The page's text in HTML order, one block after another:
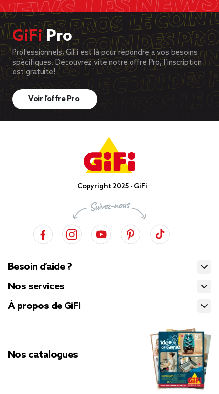
GiFiPro
Professionnels, GiFi est là pour répondre à vos besoins
spécifiques. Découvrez vite notre offre Pro, l’inscription
est gratuite!
Voir l’offre Pro
Copyright 2025 - GiFi
Besoin d’aide ?
Nos services
À propos de GiFi
Nos catalogues